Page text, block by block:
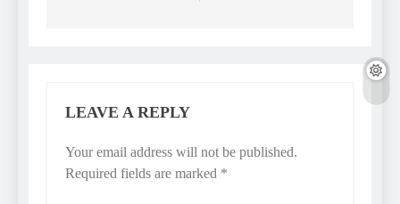
LEAVE A REPLY
Your email address will not be published.
Required fields are marked *